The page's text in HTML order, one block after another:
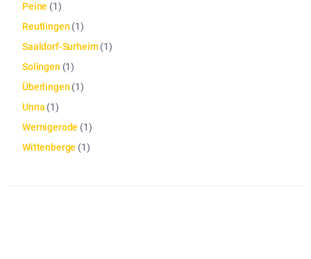
Peine (1)
Reutlingen (1)
Saaldorf-Surheim(1)
Solingen (1)
Überlingen (1)
Unna (1)
Wernigerode (1)
Wittenberge (1)